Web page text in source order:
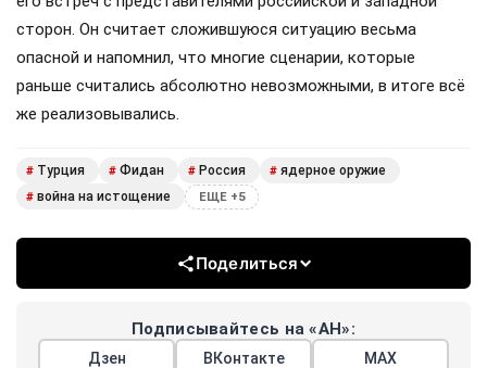
сторон. Он считает сложившуюся ситуацию весьма
опасной и напомнил, что многие сценарии, которые
раньше считались абсолютно невозможными, в итоге всё
же реализовывались.
# Турция # Фидан # Россия # ядерное оружие
# война на истощение ЕЩЕ +5
Поделиться
Подписывайтесь на «АН»:
Дзен ВКонтакте МАХ